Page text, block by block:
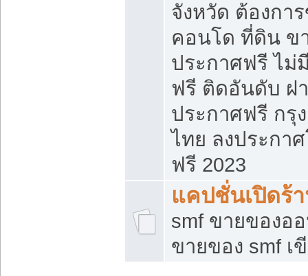
จังหวัด ต้องกา
คอนโด ที่ดิน ข
ประกาศฟรี ไม่
ฟรี ติดอันดับ ฝ
ประกาศฟรี กรุ
ไทย ลงประกา
ฟรี 2023
แคปชั่นเปิดร้
smf ขายของอ
ขายของ smf เ